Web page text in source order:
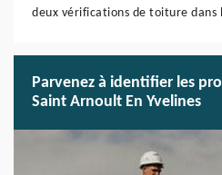
deux vérifications de toiture dans
Parvenez à identifier les
Saint Arnoult En Yvelines